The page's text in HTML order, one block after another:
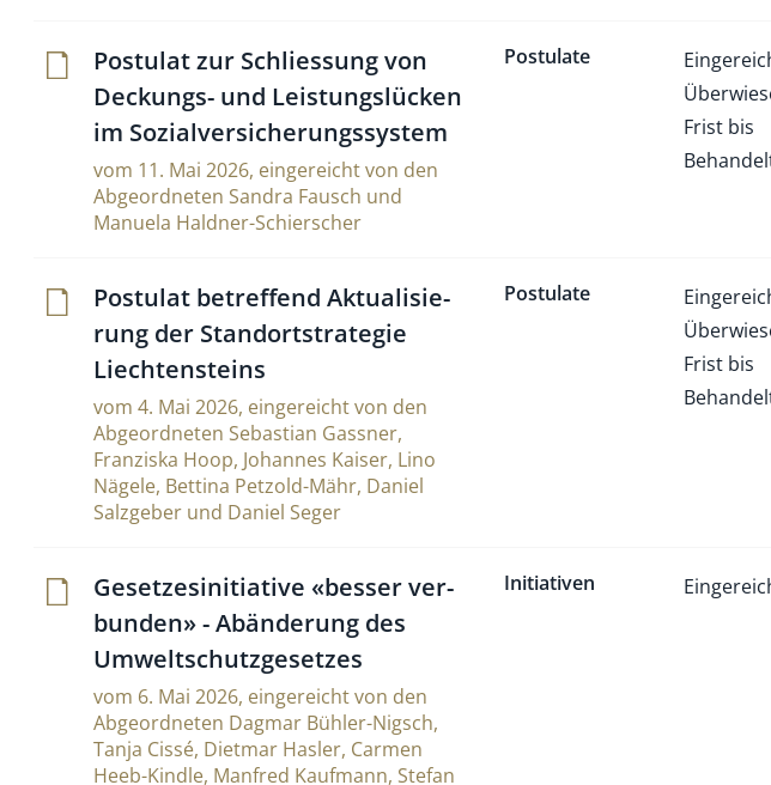
Postulat zur Sch­lies­sung von
Deckungs- und Lei­stungs­lücken
im Sozialversicherungssystem
vom 11. Mai 2026, eingereicht von den
Abgeordneten Sandra Fausch und
Manuela Haldner-Schierscher
Postulate
Frist bis
Postulat betref­fend Aktua­li­sie­
rung der Stand­ort­stra­tegie
Liechtensteins
vom 4. Mai 2026, eingereicht von den
Abgeordneten Sebastian Gassner,
Franziska Hoop, Johannes Kaiser, Lino
Nägele, Bettina Petzold-Mähr, Daniel
Salzgeber und Daniel Seger
Postulate
Frist bis
Geset­ze­si­ni­tia­tive «besser ver­
bunden» - Abän­de­rung des
Umweltschutzgesetzes
vom 6. Mai 2026, eingereicht von den
Abgeordneten Dagmar Bühler-Nigsch,
Tanja Cissé, Dietmar Hasler, Carmen
Heeb-Kindle, Manfred Kaufmann, Stefan
Initiativen